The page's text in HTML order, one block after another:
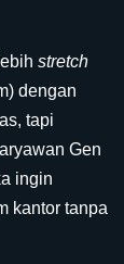
stretch
dengan
tapi
Gen
ingin
kantor tanpa